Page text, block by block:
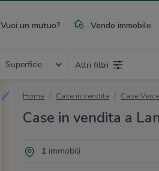
Vuoi un mutuo? Vendo immobile
Superficie Altri filtri
Home Case in vendita Case
Case in vendita a
1immobili